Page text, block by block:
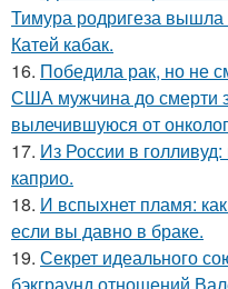
Тимура родригеза вышла
Катей кабак.
16. Победила рак, но не
США мужчина до смерти
вылечившуюся от
17. Из России в
каприо.
18. И вспыхнет пламя:
если вы давно в браке.
19. Секрет идеального